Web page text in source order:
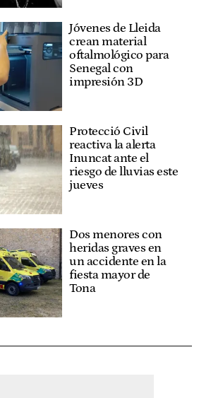
Jóvenes de Lleida
crean material
oftalmológico para
Senegal con
impresión 3D
Protecció Civil
reactiva la alerta
Inuncat ante el
riesgo de lluvias este
jueves
Dos menores con
heridas graves en
un accidente en la
fiesta mayor de
Tona